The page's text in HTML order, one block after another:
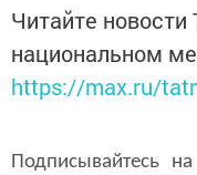
Читайте новости
национальном
https://max.ru/
Подписывайтесь